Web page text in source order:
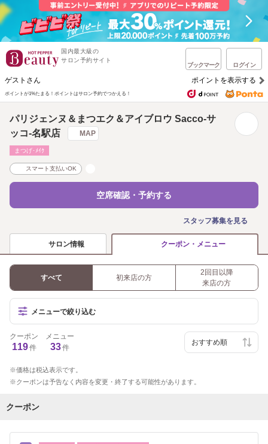
国内最大級の
サロン予約サイト
ブックマーク ログイン
ゲストさん ポイントを表示する
ポイントが1%たまる！ ポイントはサロン予約でつかえる！
パリジェンヌ＆まつエク＆アイブロウ Sacco-サ
ッコ-名駅店
MAP
まつげ･ﾒｲｸ
スマート支払いOK
空席確認・予約する
スタッフ募集を見る
サロン情報 クーポン・メニュー
すべて 初来店の方
2回目以降
来店の方
メニューで絞り込む
クーポン
119件
メニュー
33件
価格は税込表示です。
クーポンは予告なく内容を変更・終了する可能性があります。
クーポン